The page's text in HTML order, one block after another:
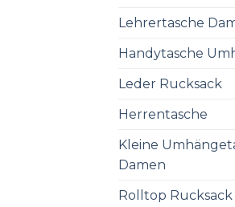
Lehrertasche
Handytasche
Leder Rucksack
Herrentasche
Kleine
Damen
Rolltop